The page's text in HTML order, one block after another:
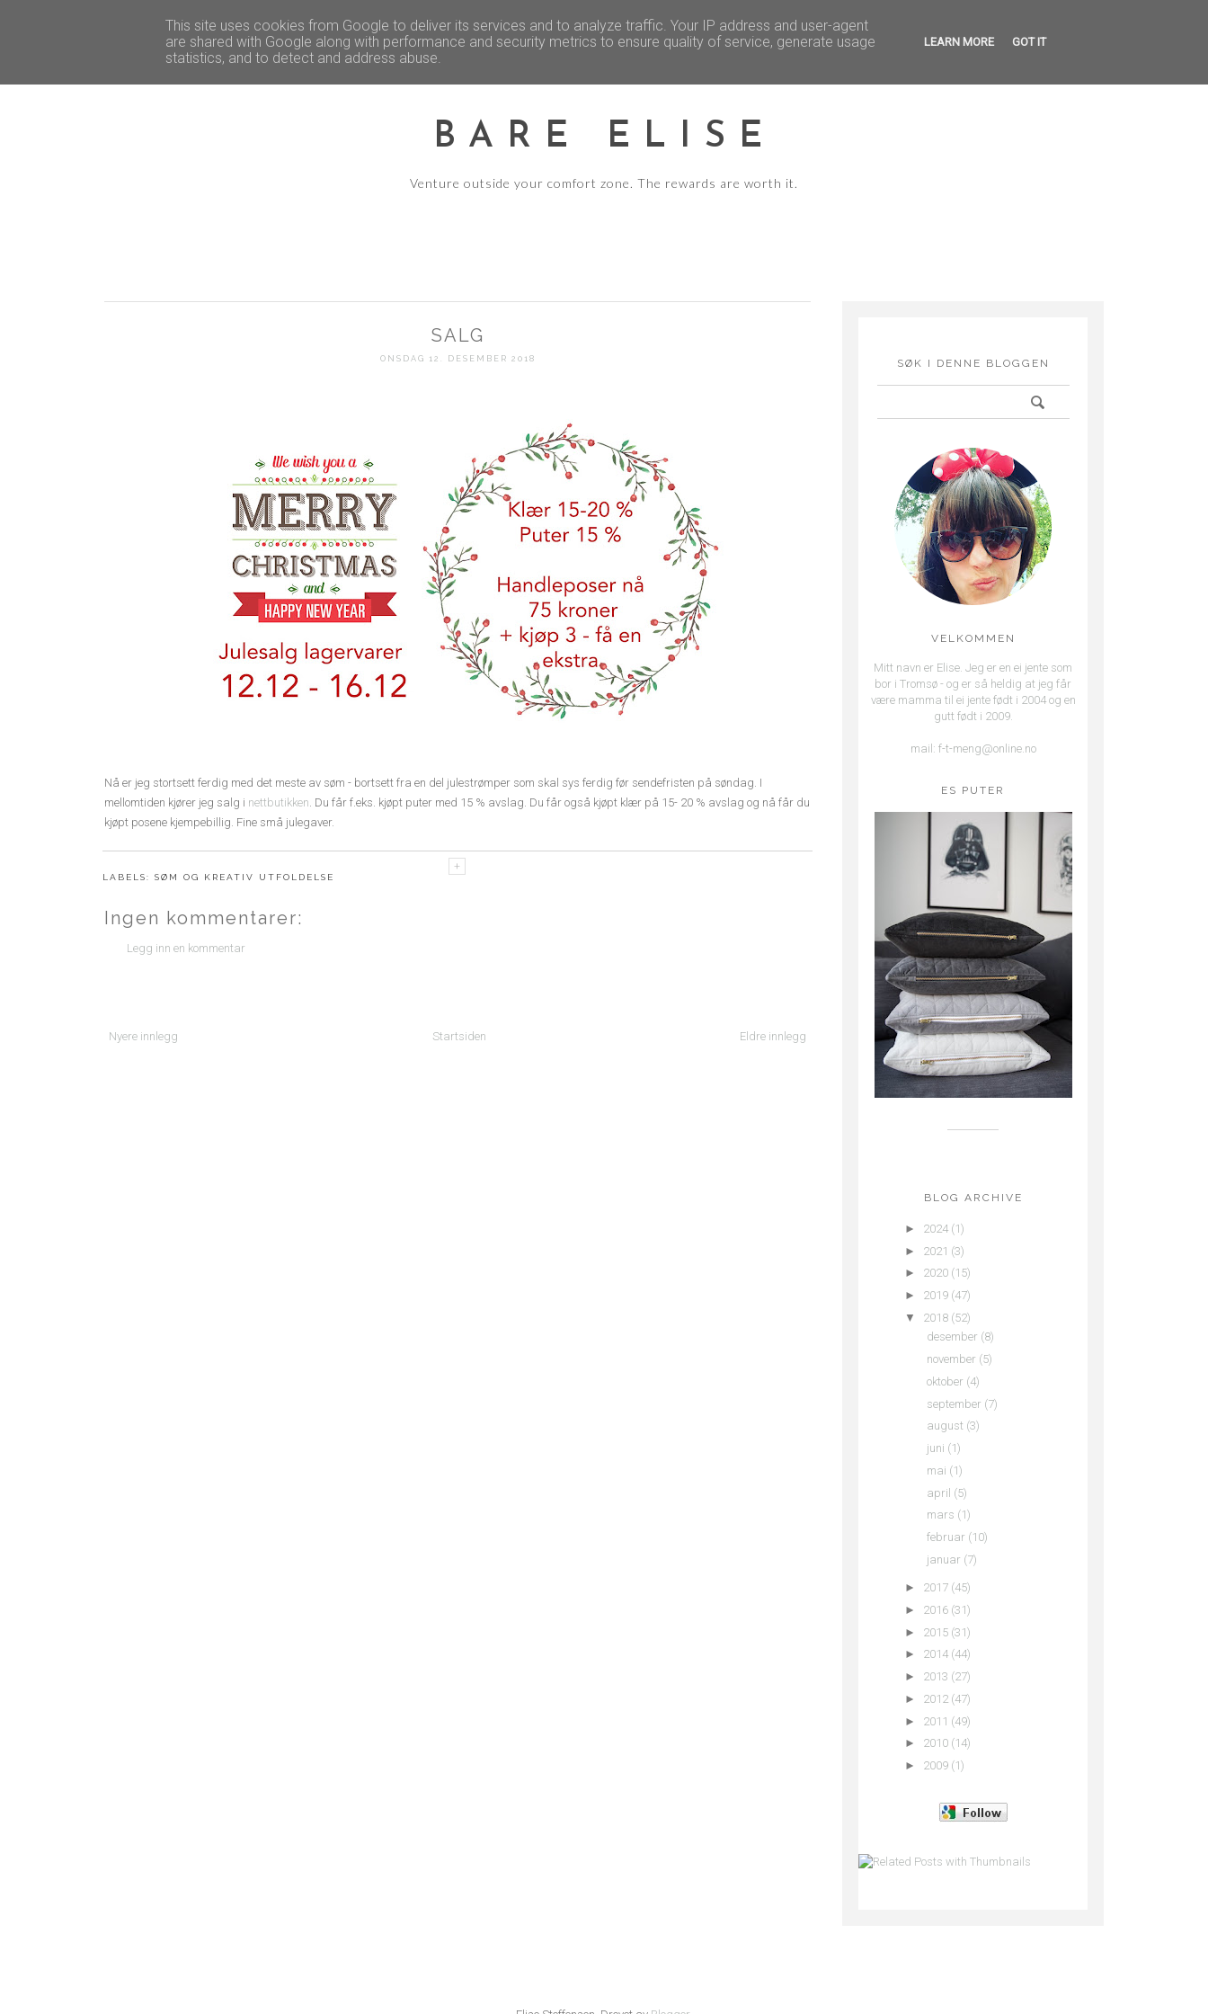
BARE ELISE
Venture outside your comfort zone. The rewards are worth it.
START INTERIØR REISE - ERFARINGER OG TIPS FEST OG FEIRINGER
SALG
ONSDAG 12. DESEMBER 2018
Nå er jeg stortsett ferdig med det meste av søm - bortsett fra en del julestrømper som skal sys ferdig før sendefristen på søndag. I
mellomtiden kjører jeg salg i nettbutikken. Du får f.eks. kjøpt puter med 15 % avslag. Du får også kjøpt klær på 15- 20 % avslag og nå får du
kjøpt posene kjempebillig. Fine små julegaver.
LABELS: SØM OG KREATIV UTFOLDELSE
Ingen kommentarer:
Legg inn en kommentar
Nyere innlegg Eldre innlegg
Startsiden
SØK I DENNE BLOGGEN
VELKOMMEN
Mitt navn er Elise. Jeg er en ei jente som
bor i Tromsø - og er så heldig at jeg får
være mamma til ei jente født i 2004 og en
gutt født i 2009.
mail: f-t-meng@online.no
ES PUTER
BLOG ARCHIVE
► 2024 (1)
► 2021 (3)
► 2020 (15)
► 2019 (47)
▼
2018 (52)
desember (8)
november (5)
oktober (4)
september (7)
august (3)
juni (1)
mai (1)
april (5)
mars (1)
februar (10)
januar (7)
► 2017 (45)
► 2016 (31)
► 2015 (31)
► 2014 (44)
► 2013 (27)
► 2012 (47)
► 2011 (49)
► 2010 (14)
► 2009 (1)
This site uses cookies from Google to deliver its services and to analyze traffic. Your IP address and user-agent
are shared with Google along with performance and security metrics to ensure quality of service, generate usage
statistics, and to detect and address abuse.
LEARN MORE GOT IT